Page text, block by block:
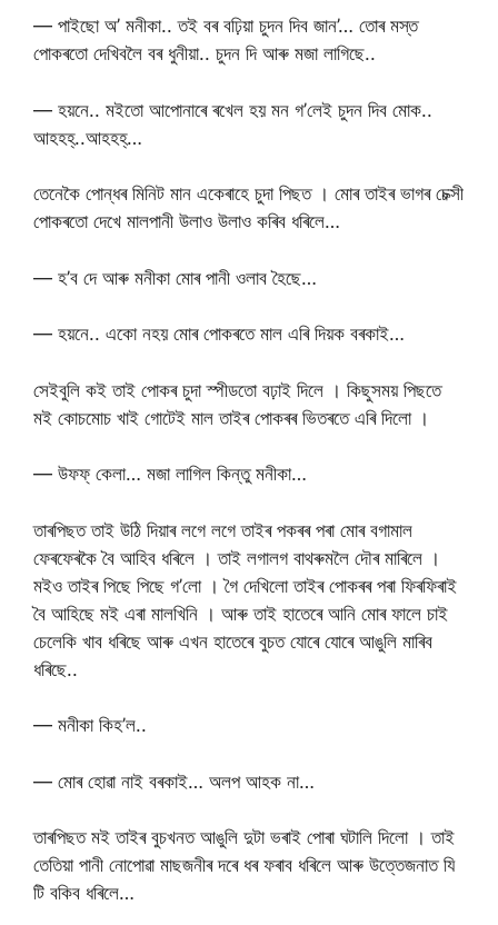
— পাইছো অ’ মনীকা.. তই বৰ বঢ়িয়া চুদন দিব জান’… তোৰ মস্ত
পোকৰতো দেখিবলৈ বৰ ধুনীয়া.. চুদন দি আৰু মজা লাগিছে..
— হয়নে.. মইতো আপোনাৰে ৰখেল হয় মন গ’লেই চুদন দিব মোক..
আহহহ্..আহহহ্…
তেনেকৈ পোন্ধৰ মিনিট মান একেৰাহে চুদা পিছত । মোৰ তাইৰ ভাগৰ চেক্সী
পোকৰতো দেখে মালপানী উলাও উলাও কৰিব ধৰিলে…
— হ’ব দে আৰু মনীকা মোৰ পানী ওলাব হৈছে…
— হয়নে.. একো নহয় মোৰ পোকৰতে মাল এৰি দিয়ক বৰকাই…
সেইবুলি কই তাই পোকৰ চুদা স্পীডতো বঢ়াই দিলে । কিছুসময় পিছতে
মই কোচমোচ খাই গোটেই মাল তাইৰ পোকৰৰ ভিতৰতে এৰি দিলো ।
— উফফ্ কেলা… মজা লাগিল কিন্তু মনীকা…
তাৰপিছত তাই উঠি দিয়াৰ লগে লগে তাইৰ পকৰৰ পৰা মোৰ বগামাল
ফেৰফেৰকৈ বৈ আহিব ধৰিলে । তাই লগালগ বাথৰুমলৈ দৌৰ মাৰিলে ।
মইও তাইৰ পিছে পিছে গ’লো । গৈ দেখিলো তাইৰ পোকৰৰ পৰা ফিৰফিৰাই
বৈ আহিছে মই এৰা মালখিনি । আৰু তাই হাতেৰে আনি মোৰ ফালে চাই
চেলেকি খাব ধৰিছে আৰু এখন হাতেৰে বুচত যোৰে যোৰে আঙুলি মাৰিব
ধৰিছে..
— মনীকা কিহ’ল..
— মোৰ হোৱা নাই বৰকাই… অলপ আহক না…
তাৰপিছত মই তাইৰ বুচখনত আঙুলি দুটা ভৰাই পোৰা ঘটালি দিলো । তাই
তেতিয়া পানী নোপোৱা মাছজনীৰ দৰে ধৰ ফৰাব ধৰিলে আৰু উত্তেজনাত যি
টি বকিব ধৰিলে…